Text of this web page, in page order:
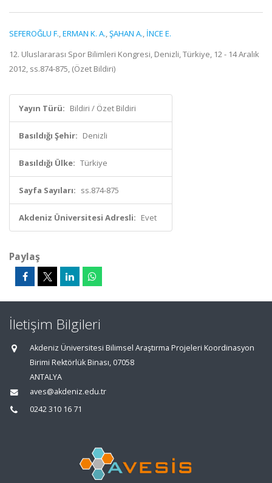
SEFEROĞLU F.,ERMAN K. A.,ŞAHAN A., İNCE E.
12. Uluslararası Spor Bilimleri Kongresi, Denizli, Türkiye, 12 - 14 Aralık
2012, ss.874-875, (Özet Bildiri)
Yayın Türü: Bildiri / Özet Bildiri
Basıldığı Şehir: Denizli
Basıldığı Ülke: Türkiye
Sayfa Sayıları: ss.874-875
Akdeniz Üniversitesi Adresli: Evet
Paylaş
İletişim Bilgileri
Akdeniz Üniversitesi Bilimsel Araştırma Projeleri Koordinasyon
Birimi Rektörlük Binası, 07058
ANTALYA
aves@akdeniz.edu.tr
0242 310 16 71